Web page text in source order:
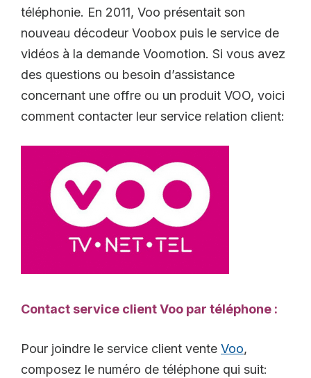
téléphonie. En 2011, Voo présentait son
nouveau décodeur Voobox puis le service de
vidéos à la demande Voomotion. Si vous avez
des questions ou besoin d’assistance
concernant une offre ou un produit VOO, voici
comment contacter leur service relation client:
Contact service client Voo par téléphone :
Pour joindre le service client vente Voo,
composez le numéro de téléphone qui suit: